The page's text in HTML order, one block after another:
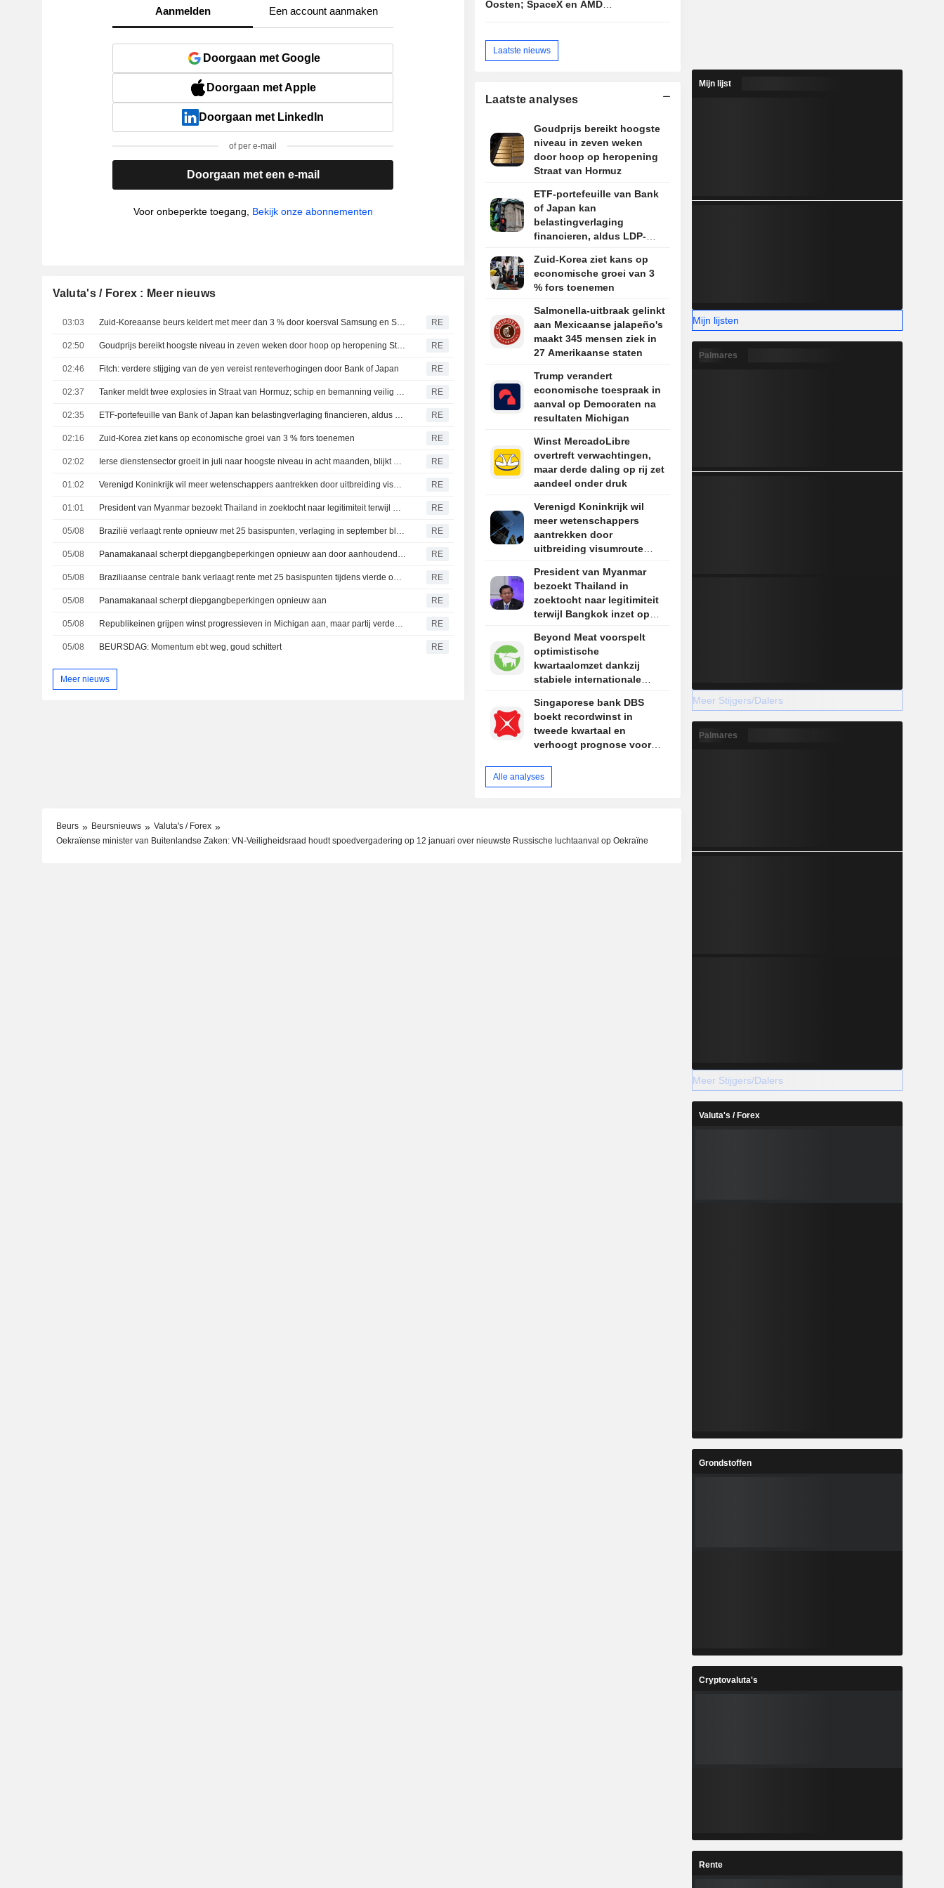
Aanmelden Een account aanmaken
Doorgaan met Google
Doorgaan met Apple
Doorgaan met LinkedIn
of per e-mail
Doorgaan met een e-mail
Voor onbeperkte toegang, Bekijk onze abonnementen
Valuta's / Forex : Meer nieuws
03:03 Zuid-Koreaanse beurs keldert met meer dan 3 % door koersval Samsung en SK Hynix RE
02:50 Goudprijs bereikt hoogste niveau in zeven weken door hoop op heropening Straat van Hormuz RE
02:46 Fitch: verdere stijging van de yen vereist renteverhogingen door Bank of Japan RE
02:37 Tanker meldt twee explosies in Straat van Hormuz; schip en bemanning veilig volgens UKMTO RE
02:35 ETF-portefeuille van Bank of Japan kan belastingverlaging financieren, aldus LDP-topman RE
02:16 Zuid-Korea ziet kans op economische groei van 3 % fors toenemen RE
02:02 Ierse dienstensector groeit in juli naar hoogste niveau in acht maanden, blijkt uit PMI RE
01:02 Verenigd Koninkrijk wil meer wetenschappers aantrekken door uitbreiding visumroute voor onderzoek RE
01:01 President van Myanmar bezoekt Thailand in zoektocht naar legitimiteit terwijl Bangkok inzet op dialoog RE
05/08 Brazilië verlaagt rente opnieuw met 25 basispunten, verlaging in september blijft mogelijk RE
05/08 Panamakanaal scherpt diepgangbeperkingen opnieuw aan door aanhoudende druk op waterpeil RE
05/08 Braziliaanse centrale bank verlaagt rente met 25 basispunten tijdens vierde opeenvolgende vergadering RE
05/08 Panamakanaal scherpt diepgangbeperkingen opnieuw aan RE
05/08 Republikeinen grijpen winst progressieven in Michigan aan, maar partij verdeeld over boodschap tegen socialisme RE
05/08 BEURSDAG: Momentum ebt weg, goud schittert RE
Meer nieuws
Oosten; SpaceX en AMD
Laatste nieuws
Laatste analyses
Goudprijs bereikt hoogste
niveau in zeven weken
door hoop op heropening
Straat van Hormuz
ETF-portefeuille van Bank
of Japan kan
belastingverlaging
financieren, aldus LDP-
Zuid-Korea ziet kans op
economische groei van 3
% fors toenemen
Salmonella-uitbraak gelinkt
aan Mexicaanse jalapeño's
maakt 345 mensen ziek in
27 Amerikaanse staten
Trump verandert
economische toespraak in
aanval op Democraten na
resultaten Michigan
Winst MercadoLibre
overtreft verwachtingen,
maar derde daling op rij zet
aandeel onder druk
Verenigd Koninkrijk wil
meer wetenschappers
aantrekken door
uitbreiding visumroute
President van Myanmar
bezoekt Thailand in
zoektocht naar legitimiteit
terwijl Bangkok inzet op
Beyond Meat voorspelt
optimistische
kwartaalomzet dankzij
stabiele internationale
Singaporese bank DBS
boekt recordwinst in
tweede kwartaal en
verhoogt prognose voor
Alle analyses
Beurs Beursnieuws
Valuta's / Forex
Oekraïense minister van Buitenlandse Zaken: VN-Veiligheidsraad houdt spoedvergadering op 12 januari over nieuwste Russische luchtaanval op Oekraïne
Mijn lijst
Mijn lijsten
Palmares
Meer Stijgers/Dalers
Palmares
Meer Stijgers/Dalers
Valuta's / Forex
Grondstoffen
Cryptovaluta's
Rente